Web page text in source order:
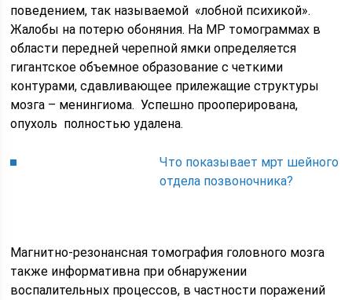
поведением, так называемой «лобной психикой».
Жалобы на потерю обоняния. На МР томограммах в
области передней черепной ямки определяется
гигантское объемное образование с четкими
контурами, сдавливающее прилежащие структуры
мозга – менингиома. Успешно прооперирована,
опухоль полностью удалена.
Что показывает мрт шейного
отдела позвоночника?
Магнитно-резонансная томография головного мозга
также информативна при обнаружении
воспалительных процессов, в частности поражений